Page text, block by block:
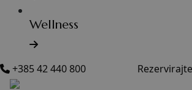
Wellness
+385 42 440 800